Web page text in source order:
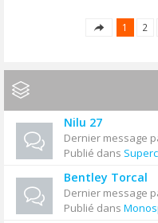
1 2
Nilu 27
Dernier message
Publié dans
Bentley Torcal
Dernier message
Publié dans